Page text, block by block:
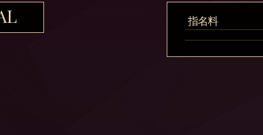
指名料